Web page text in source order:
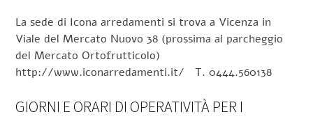
La sede di Icona arredamenti si trova a Vicenza in
Viale del Mercato Nuovo 38 (prossima al parcheggio
del Mercato Ortofrutticolo)
http://www.iconarredamenti.it/ T. 0444.560138
GIORNI E ORARI DI OPERATIVITÀ PER I